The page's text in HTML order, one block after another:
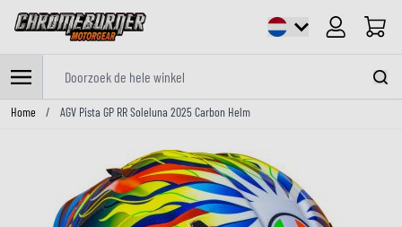
Cart
Ga naar de inhoud
Home / AGV Pista GP RR Soleluna 2025 Carbon Helm